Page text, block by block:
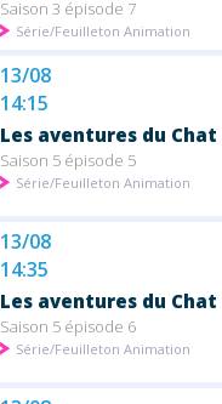
Saison 3 épisode 7
Série/Feuilleton Animation
13/08
14:15
Les aventures du
Saison 5 épisode 5
Série/Feuilleton Animation
13/08
14:35
Les aventures du
Saison 5 épisode 6
Série/Feuilleton Animation